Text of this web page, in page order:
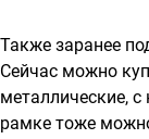
Также заранее
Сейчас можно
металлические,
рамке тоже